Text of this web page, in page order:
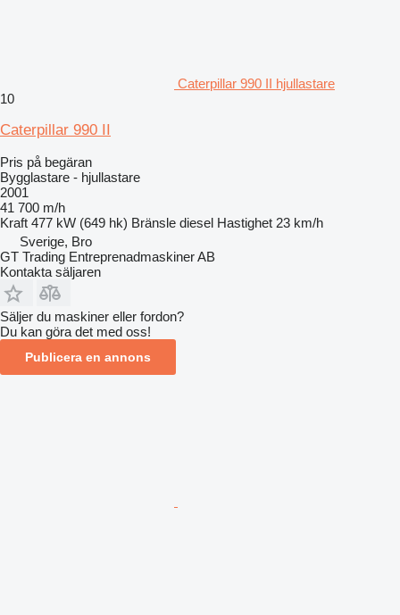
Caterpillar 990 II hjullastare
10
Caterpillar 990 II
Pris på begäran
Bygglastare - hjullastare
2001
41 700 m/h
Kraft 477 kW (649 hk) Bränsle diesel Hastighet 23 km/h
Sverige, Bro
GT Trading Entreprenadmaskiner AB
Kontakta säljaren
Säljer du maskiner eller fordon?
Du kan göra det med oss!
Publicera en annons